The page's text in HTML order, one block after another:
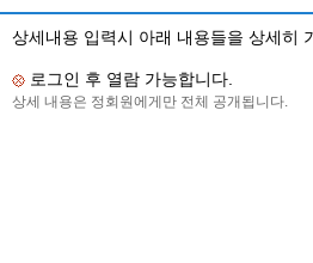
상세내용 입력시 아래 내용들을 상세히
로그인 후 열람 가능합니다.
상세 내용은 정회원에게만 전체 공개됩니다.